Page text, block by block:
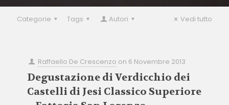
Categorie Tags Autori Vedi tutto
Raffaello De Crescenzo on 6 Novembre 2013
Degustazione di Verdicchio dei
Castelli di Jesi Classico Superiore